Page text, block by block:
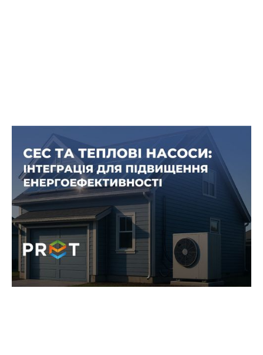
СЕС і теплові насоси: поєднання
для енергоефективності та
економії
Сонячні електростанції (СЕС) і теплові насоси
стають все більш популярним поєднанням для
приватних домогосподарств, комунальних
установ і промислових об’єктів в Україні.